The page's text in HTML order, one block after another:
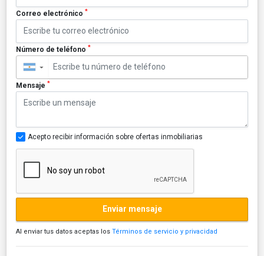
Correo electrónico *
Número de teléfono *
▼
Mensaje *
Acepto recibir información sobre ofertas inmobiliarias
Enviar mensaje
Al enviar tus datos aceptas los Términos de servicio y privacidad